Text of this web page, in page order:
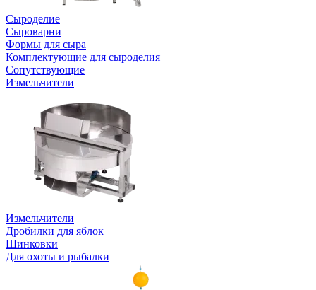
Сыроделие
Сыроварни
Формы для сыра
Комплектующие для сыроделия
Сопутствующие
Измельчители
Измельчители
Дробилки для яблок
Шинковки
Для охоты и рыбалки